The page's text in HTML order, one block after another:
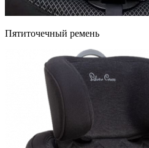
Пятиточечный ремень